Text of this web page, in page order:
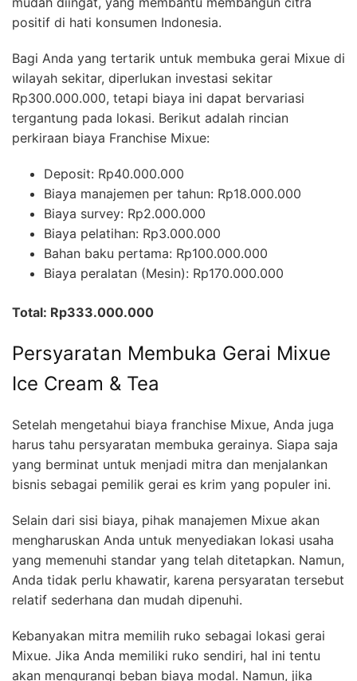
positif di hati konsumen Indonesia.
Bagi Anda yang tertarik untuk membuka gerai Mixue di
wilayah sekitar, diperlukan investasi sekitar
Rp300.000.000, tetapi biaya ini dapat bervariasi
tergantung pada lokasi. Berikut adalah rincian
perkiraan biaya Franchise Mixue:
Deposit: Rp40.000.000
Biaya manajemen per tahun: Rp18.000.000
Biaya survey: Rp2.000.000
Biaya pelatihan: Rp3.000.000
Bahan baku pertama: Rp100.000.000
Biaya peralatan (Mesin): Rp170.000.000
Total: Rp333.000.000
Persyaratan Membuka Gerai Mixue
Ice Cream & Tea
Setelah mengetahui biaya franchise Mixue, Anda juga
harus tahu persyaratan membuka gerainya. Siapa saja
yang berminat untuk menjadi mitra dan menjalankan
bisnis sebagai pemilik gerai es krim yang populer ini.
Selain dari sisi biaya, pihak manajemen Mixue akan
mengharuskan Anda untuk menyediakan lokasi usaha
yang memenuhi standar yang telah ditetapkan. Namun,
Anda tidak perlu khawatir, karena persyaratan tersebut
relatif sederhana dan mudah dipenuhi.
Kebanyakan mitra memilih ruko sebagai lokasi gerai
Mixue. Jika Anda memiliki ruko sendiri, hal ini tentu
akan mengurangi beban biaya modal. Namun, jika